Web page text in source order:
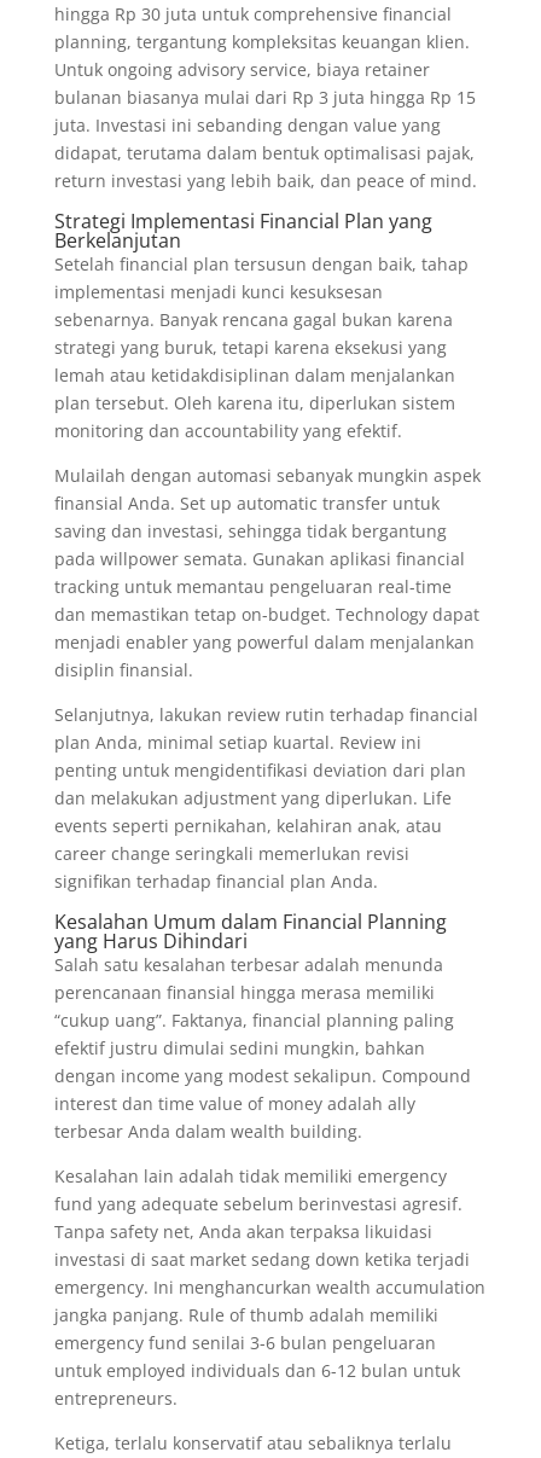
hingga Rp 30 juta untuk comprehensive financial
planning, tergantung kompleksitas keuangan klien.
Untuk ongoing advisory service, biaya retainer
bulanan biasanya mulai dari Rp 3 juta hingga Rp 15
juta. Investasi ini sebanding dengan value yang
didapat, terutama dalam bentuk optimalisasi pajak,
return investasi yang lebih baik, dan peace of mind.
Strategi Implementasi Financial Plan yang
Berkelanjutan
Setelah financial plan tersusun dengan baik, tahap
implementasi menjadi kunci kesuksesan
sebenarnya. Banyak rencana gagal bukan karena
strategi yang buruk, tetapi karena eksekusi yang
lemah atau ketidakdisiplinan dalam menjalankan
plan tersebut. Oleh karena itu, diperlukan sistem
monitoring dan accountability yang efektif.
Mulailah dengan automasi sebanyak mungkin aspek
finansial Anda. Set up automatic transfer untuk
saving dan investasi, sehingga tidak bergantung
pada willpower semata. Gunakan aplikasi financial
tracking untuk memantau pengeluaran real-time
dan memastikan tetap on-budget. Technology dapat
menjadi enabler yang powerful dalam menjalankan
disiplin finansial.
Selanjutnya, lakukan review rutin terhadap financial
plan Anda, minimal setiap kuartal. Review ini
penting untuk mengidentifikasi deviation dari plan
dan melakukan adjustment yang diperlukan. Life
events seperti pernikahan, kelahiran anak, atau
career change seringkali memerlukan revisi
signifikan terhadap financial plan Anda.
Kesalahan Umum dalam Financial Planning
yang Harus Dihindari
Salah satu kesalahan terbesar adalah menunda
perencanaan finansial hingga merasa memiliki
“cukup uang”. Faktanya, financial planning paling
efektif justru dimulai sedini mungkin, bahkan
dengan income yang modest sekalipun. Compound
interest dan time value of money adalah ally
terbesar Anda dalam wealth building.
Kesalahan lain adalah tidak memiliki emergency
fund yang adequate sebelum berinvestasi agresif.
Tanpa safety net, Anda akan terpaksa likuidasi
investasi di saat market sedang down ketika terjadi
emergency. Ini menghancurkan wealth accumulation
jangka panjang. Rule of thumb adalah memiliki
emergency fund senilai 3-6 bulan pengeluaran
untuk employed individuals dan 6-12 bulan untuk
entrepreneurs.
Ketiga, terlalu konservatif atau sebaliknya terlalu